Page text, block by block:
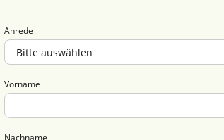
Anrede
Vorname